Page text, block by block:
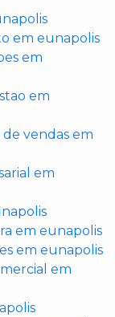
em eunapolis
em
em
vendas em
em
em eunapolis
em eunapolis
em